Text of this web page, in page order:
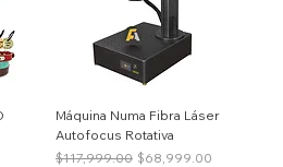
Máquina Numa Fibra Láser
Autofocus Rotativa
Regular Price
$117,999.00 Sale Price
$68,999.00